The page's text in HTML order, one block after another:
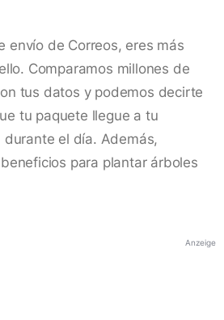
envío de Correos, eres más
Comparamos millones de
tus datos y podemos decirte
tu paquete llegue a tu
durante el día. Además,
para plantar árboles
Anzeige